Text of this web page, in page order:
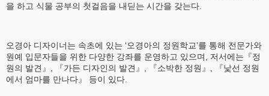
을 하고 식물 공부의 첫걸음을 내딛는 시간을 갖는다.
오경아 디자이너는 속초에 있는 ‘오경아의 정원학교’를 통해 전문가와
원예 입문자들을 위한 다양한 강좌를 운영하고 있으며, 저서에는『정
원의 발견』, 『가든 디자인의 발견』, 『소박한 정원』, 『낯선 정원
에서 엄마를 만나다』 등이 있다.